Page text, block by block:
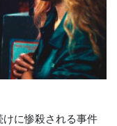
に惨殺される事件